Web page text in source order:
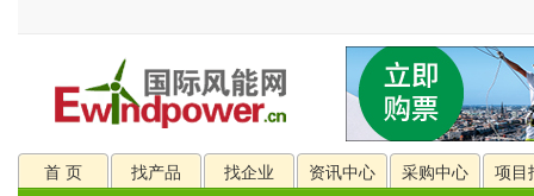
首 页 找产品 找企业 资讯中心 采购中心 项目